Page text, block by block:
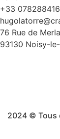
+33
76 Rue de
93130 Noisy-
2024 © Tous